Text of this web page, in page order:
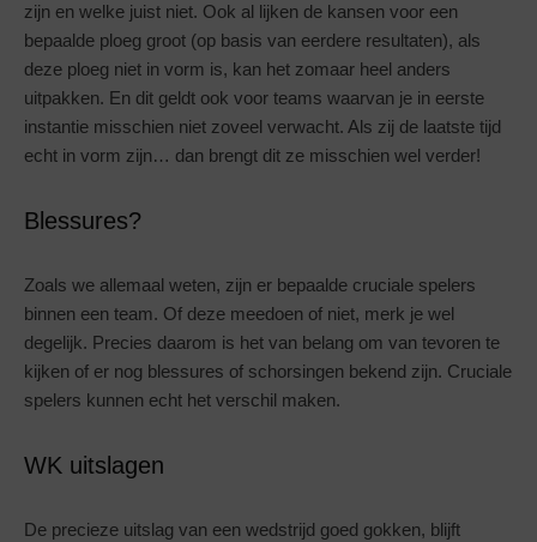
zijn en welke juist niet. Ook al lijken de kansen voor een
bepaalde ploeg groot (op basis van eerdere resultaten), als
deze ploeg niet in vorm is, kan het zomaar heel anders
uitpakken. En dit geldt ook voor teams waarvan je in eerste
instantie misschien niet zoveel verwacht. Als zij de laatste tijd
echt in vorm zijn… dan brengt dit ze misschien wel verder!
Blessures?
Zoals we allemaal weten, zijn er bepaalde cruciale spelers
binnen een team. Of deze meedoen of niet, merk je wel
degelijk. Precies daarom is het van belang om van tevoren te
kijken of er nog blessures of schorsingen bekend zijn. Cruciale
spelers kunnen echt het verschil maken.
WK uitslagen
De precieze uitslag van een wedstrijd goed gokken, blijft